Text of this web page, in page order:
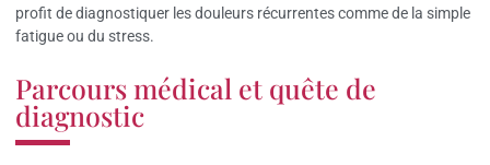
profit de diagnostiquer les douleurs récurrentes comme de la simple
fatigue ou du stress.
Parcours médical et quête de
diagnostic